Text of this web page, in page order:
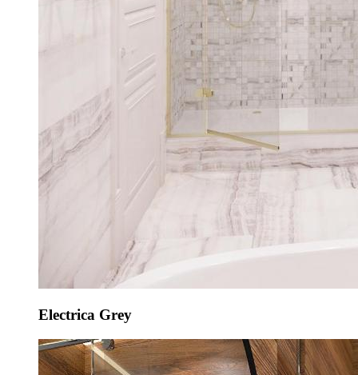
Electrica Grey